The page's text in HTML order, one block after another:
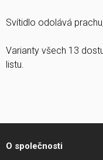
Svítidlo odolává
Varianty všech 13
listu.
O společnosti